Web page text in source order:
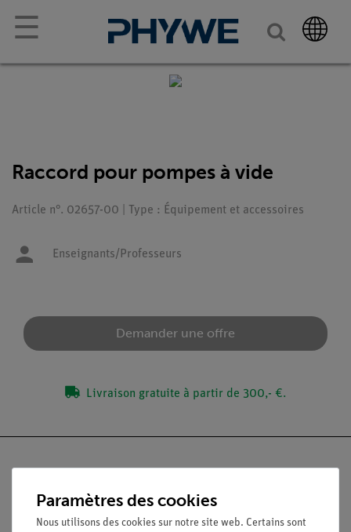
☰
Raccord pour pompes à vide
Article n°. 02657-00 | Type : Équipement et accessoires
Enseignants/Professeurs
Demander une offre
Livraison gratuite à partir de 300,- €.
Nach oben
Paramètres des cookies
Nous utilisons des cookies sur notre site web. Certains sont